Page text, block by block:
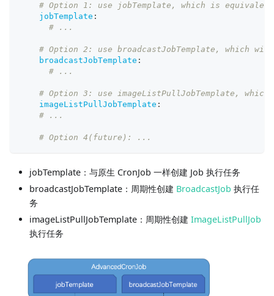
# Option 1: use jobTemplate, which is
jobTemplate :
# ...
# Option 2: use broadcastJobTemplate, which
broadcastJobTemplate :
# ...
# Option 3: use imageListPullJobTemplate,
imageListPullJobTemplate :
# ...
# Option 4(future): ...
jobTemplate：与原生 CronJob 一样创建 Job 执行任务
broadcastJobTemplate：周期性创建 BroadcastJob 执行任
务
imageListPullJobTemplate：周期性创建 ImageListPullJob
执行任务